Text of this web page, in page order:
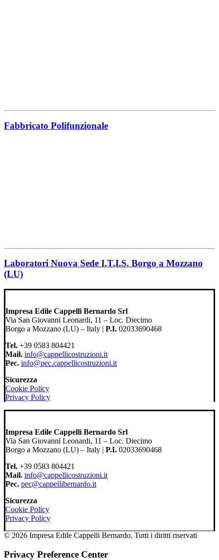
Fabbricato Polifunzionale
Laboratori Nuova Sede I.T.I.S. Borgo a Mozzano
(LU)
Impresa Edile Cappelli Bernardo Srl
Via San Giovanni Leonardi, 11 – Loc. Diecimo
Borgo a Mozzano (LU) – Italy | P.I. 02033690468
Tel. +39 0583 804421
Mail. info@cappellicostruzioni.it
Pec. info@pec.cappellicostruzioni.it
Sicurezza
Cookie Policy
Privacy Policy
Impresa Edile Cappelli Bernardo Srl
Via San Giovanni Leonardi, 11 – Loc. Diecimo
Borgo a Mozzano (LU) – Italy | P.I. 02033690468
Tel. +39 0583 804421
Mail. info@cappellicostruzioni.it
Pec. pec@cappellibernardo.it
Sicurezza
Cookie Policy
Privacy Policy
© 2026 Impresa Edile Cappelli Bernardo. Tutti i diritti riservati
Privacy Preference Center